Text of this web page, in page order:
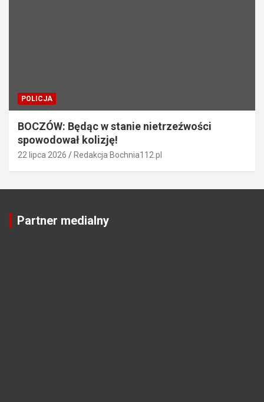
POLICJA
BOCZÓW: Będąc w stanie nietrzeźwości
spowodował kolizję!
22 lipca 2026 Redakcja Bochnia112.pl
Partner medialny